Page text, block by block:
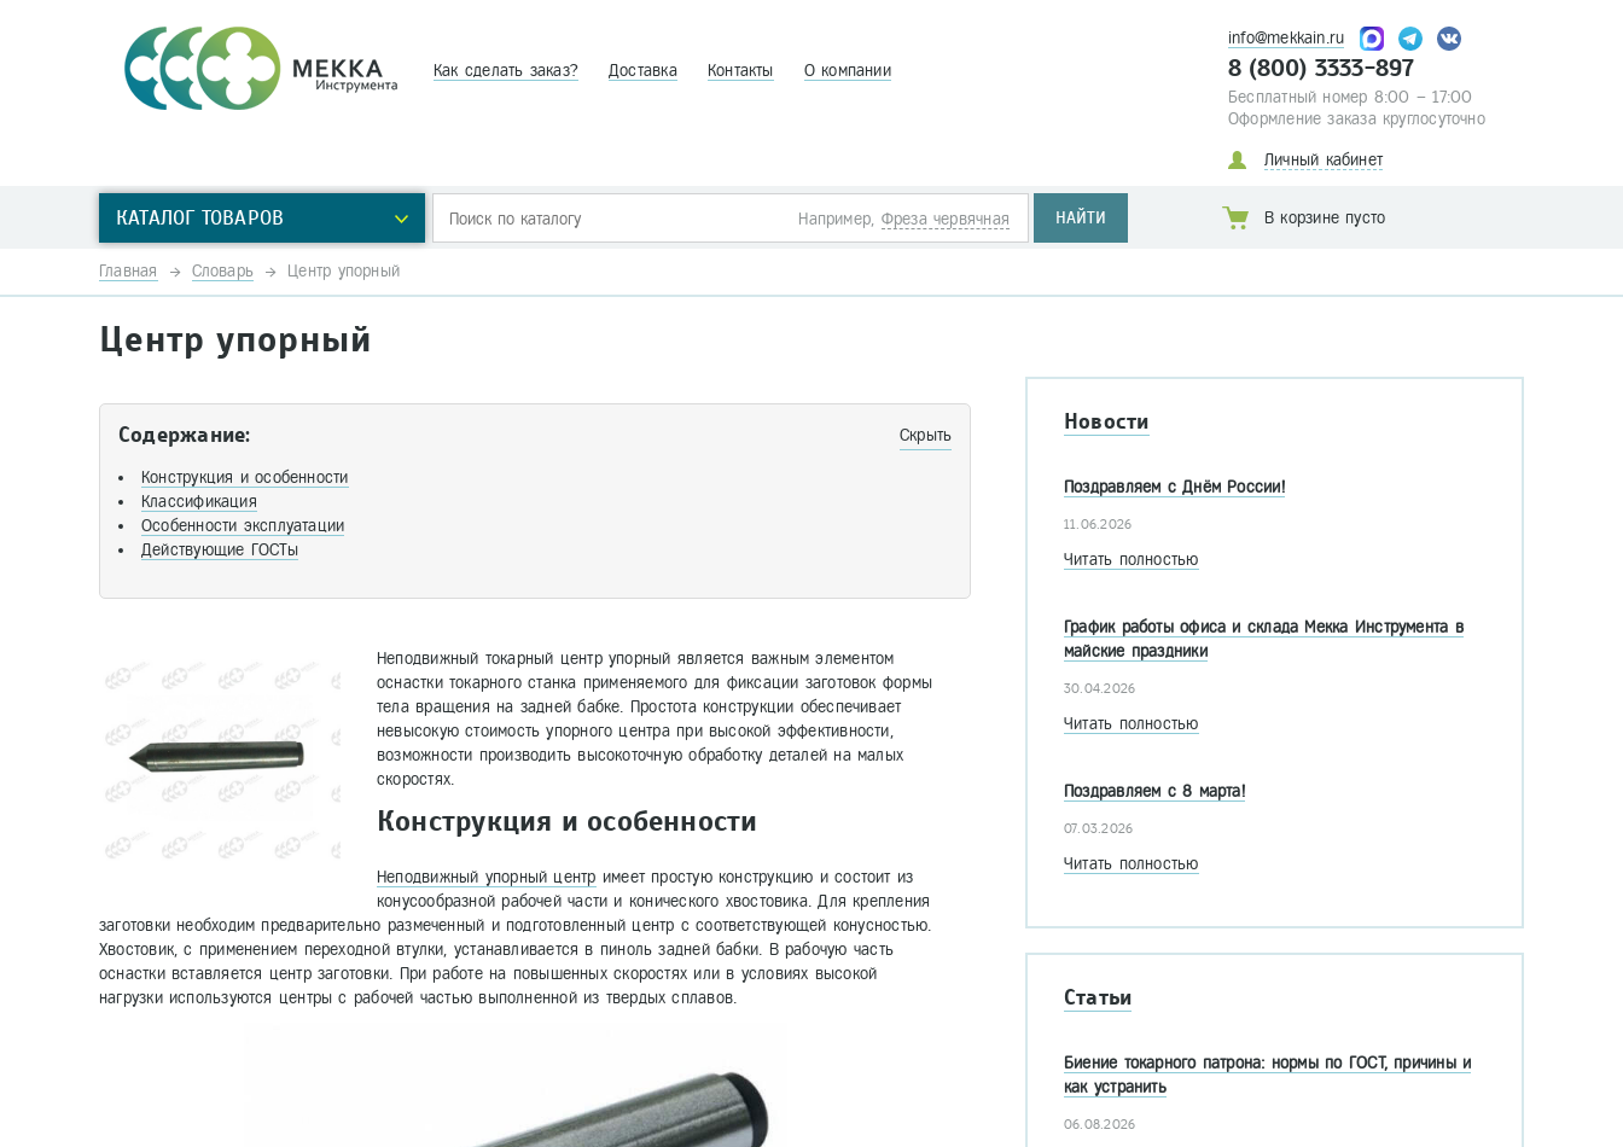
Как сделать заказ? Доставка Контакты О компании
info@mekkain.ru
8 (800) 3333-897
Бесплатный номер 8:00 – 17:00
Оформление заказа круглосуточно
Личный кабинет
КАТАЛОГ ТОВАРОВ Например, Фреза червячная НАЙТИ В корзине пусто
Главная Словарь Центр упорный
Центр упорный
Содержание: Скрыть
Конструкция и особенности
Классификация
Особенности эксплуатации
Действующие ГОСТы
Неподвижный токарный центр упорный является важным элементом
оснастки токарного станка применяемого для фиксации заготовок формы
тела вращения на задней бабке. Простота конструкции обеспечивает
невысокую стоимость упорного центра при высокой эффективности,
возможности производить высокоточную обработку деталей на малых
скоростях.
Конструкция и особенности
Неподвижный упорный центр имеет простую конструкцию и состоит из
конусообразной рабочей части и конического хвостовика. Для крепления
заготовки необходим предварительно размеченный и подготовленный центр с соответствующей конусностью.
Хвостовик, с применением переходной втулки, устанавливается в пиноль задней бабки. В рабочую часть
оснастки вставляется центр заготовки. При работе на повышенных скоростях или в условиях высокой
нагрузки используются центры с рабочей частью выполненной из твердых сплавов.
Новости
Поздравляем с Днём России!
11.06.2026
Читать полностью
График работы офиса и склада Мекка Инструмента в
майские праздники
30.04.2026
Читать полностью
Поздравляем с 8 марта!
07.03.2026
Читать полностью
Статьи
Биение токарного патрона: нормы по ГОСТ, причины и
как устранить
06.08.2026